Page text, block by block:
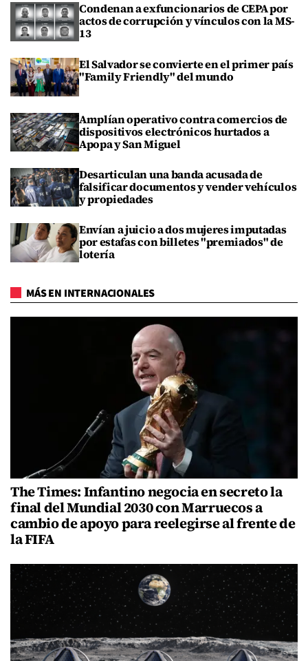
Condenan a exfuncionarios de CEPA por
actos de corrupción y vínculos con la MS-
13
El Salvador se convierte en el primer país
"Family Friendly" del mundo
Amplían operativo contra comercios de
dispositivos electrónicos hurtados a
Apopa y San Miguel
Desarticulan una banda acusada de
falsificar documentos y vender vehículos
y propiedades
Envían a juicio a dos mujeres imputadas
por estafas con billetes "premiados" de
lotería
MÁS EN INTERNACIONALES
The Times: Infantino negocia en secreto la
final del Mundial 2030 con Marruecos a
cambio de apoyo para reelegirse al frente de
la FIFA